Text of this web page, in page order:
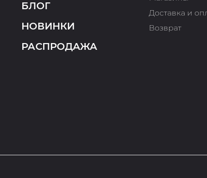
БЛОГ
НОВИНКИ
РАСПРОДАЖА
Доставка и
Возврат